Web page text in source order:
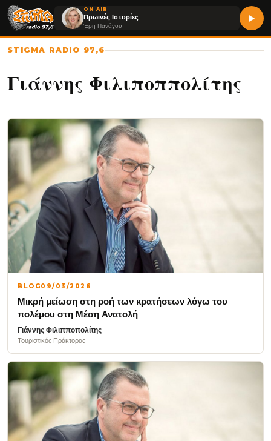
ON AIR
Πρωινές Ιστορίες
Έρη Πανάγου
STIGMA RADIO 97,6
Γιάννης Φιλιποππολίτης
BLOG09/03/2026
Μικρή μείωση στη ροή των κρατήσεων λόγω του
πολέμου στη Μέση Ανατολή
Γιάννης Φιλιπποπολίτης
Τουριστικός Πράκτορας